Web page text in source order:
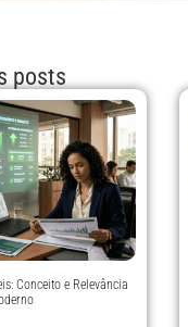
posts
Conceito e Relevância